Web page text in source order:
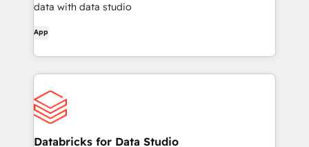
data with data studio
App
Databricks for Data Studio